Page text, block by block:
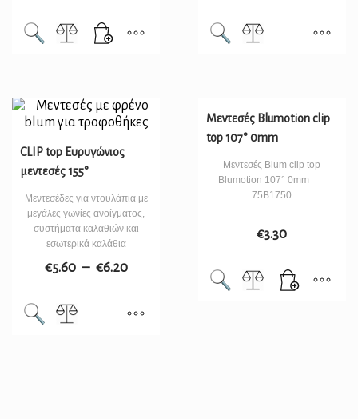
CLIP top Ευρυγώνιος
μεντεσές 155°
Μεντεσέδες για ντουλάπια με
μεγάλες γωνίες ανοίγματος,
συστήματα καλαθιών και
εσωτερικά καλάθια
€5.60 – €6.20
Μεντεσές Blumotion clip
top 107° 0mm
Μεντεσές Blum clip top
Blumotion 107° 0mm
75B1750
€3.30